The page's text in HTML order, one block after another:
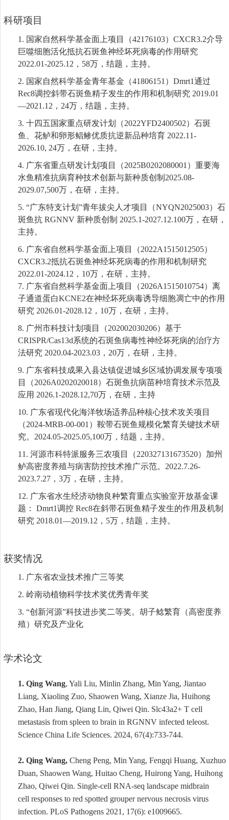
科研项目
1. 国家自然科学基金面上项目（42176103） CXCR3.2介导
巨噬细胞活化抵抗石斑鱼神经坏死病毒的作用研究
2022.01-2025.12 ， 58万，结题，主持。
2. 国家自然科学基金青年基金（41806151）Dmrt1通过
Rec8调控斜带石斑鱼精子发生的作用和机制研究 2019.01
—2021.12，24万，结题，主持。
3. 十四五国家重点研发计划（2022YFD2400502）石斑
鱼、花鲈和卵形鲳鲹优质抗逆新品种培育 2022.11-
2026.10, 24万，在研，主持。
4. 广东省重点研发计划项目（2025B0202080001）重要海
水鱼精准抗病育种技术创新与新种质创制 2025.08-
2029.07,500万 ，在研，主持。
5. “广东特支计划”青年拔尖人才项目（NYQN2025003）石
斑鱼抗 RGNNV 新种质创制 2025.1-2027.12.100万，在研，
主持。
6. 广东省自然科学基金面上项目（2022A1515012505）
CXCR3.2抵抗石斑鱼神经坏死病毒的作用和机制研究
2022.01-2024.12， 10万，在研，主持。
7. 广东省自然科学基金面上项目（2026A1515010754）离
子通道蛋白KCNE2在神经坏死病毒诱导细胞凋亡中的作用
研究 2026.01-2028.12，10万，在研，主持。
8. 广州市科技计划项目（202002030206）基于
CRISPR/Cas13d系统的石斑鱼病毒性神经坏死病的治疗方
法研究 2020.04-2023.03，20万，在研，主持。
9. 广东省科技成果入县达镇促进城乡区域协调发展专项项
目（2026A0202020018） 石斑鱼抗病苗种培育技术示范及
应用 2026.1-2028.12,70万，在研，主持
10. 广东省现代化海洋牧场适养品种核心技术攻关项目
（2024-MRB-00-001）鞍带石斑鱼规模化繁育关键技术研
究。 2024.05-2025.05,100万，结题，主持。
11. 河源市科特派服务三农项目（220327131673520）加州
鲈高密度养殖与病害防控技术推广示范。 2022.7.26-
2023.7.27 ， 3万，在研，主持。
12. 广东省水生经济动物良种繁育重点实验室开放基金课
题：
Dmrt1调控 Rec8在斜带石斑鱼精子发生的作用及机制
研究 2018.01—2019.12，5万，结题，主持。
获奖情况
1. 广东省农业技术推广三等奖
2. 岭南动植物科学技术奖优秀青年奖
3. “创新河源”科技进步奖二等奖。胡子鲶繁育（高密度养
殖）研究及产业化
学术论文
1. Qing Wang, Yali Liu, Minlin Zhang, Min Yang, Jiantao
Liang, Xiaoling Zuo, Shaowen Wang, Xianze Jia, Huihong
Zhao, Han Jiang, Qiang Lin, Qiwei Qin. Slc43a2+ T cell
metastasis from spleen to brain in RGNNV infected teleost.
Science China Life Sciences. 2024, 67(4):733-744.
2. Qing Wang, Cheng Peng, Min Yang, Fengqi Huang, Xuzhuo
Duan, Shaowen Wang, Huitao Cheng, Huirong Yang, Huihong
Zhao, Qiwei Qin. Single-cell RNA-seq landscape midbrain
cell responses to red spotted grouper nervous necrosis virus
infection. PLoS Pathogens 2021, 17(6): e1009665.